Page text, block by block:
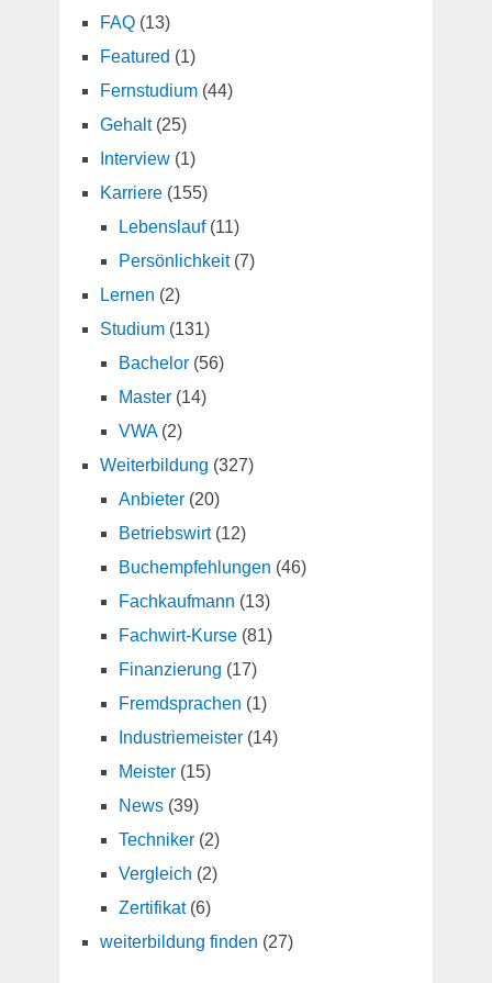
FAQ(13)
Featured (1)
Fernstudium(44)
Gehalt(25)
Interview(1)
Karriere(155)
Lebenslauf(11)
Persönlichkeit(7)
Lernen (2)
Studium(131)
Bachelor(56)
Master(14)
VWA(2)
Weiterbildung (327)
Anbieter(20)
Betriebswirt(12)
Buchempfehlungen (46)
Fachkaufmann (13)
Fachwirt-Kurse(81)
Finanzierung (17)
Fremdsprachen (1)
Industriemeister(14)
Meister(15)
News(39)
Techniker(2)
Vergleich (2)
Zertifikat(6)
weiterbildung finden (27)